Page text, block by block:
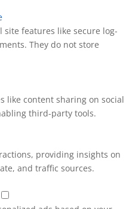
site features like secure log-
They do not store
like content sharing on social
third-party tools.
providing insights on
and traffic sources.